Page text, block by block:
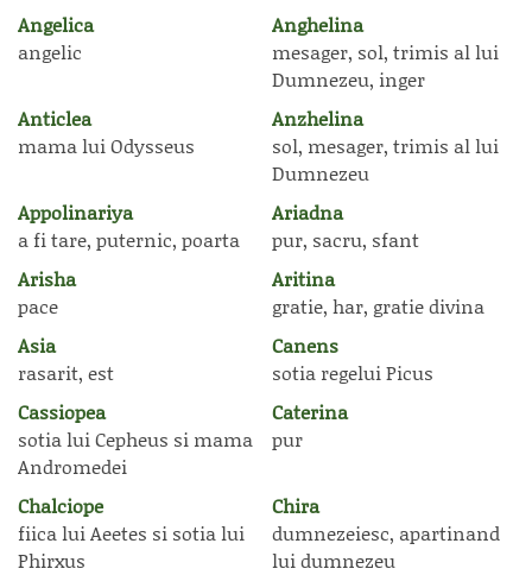
Angelica
angelic
Anghelina
mesager, sol, trimis al lui
Dumnezeu, inger
Anticlea
mama lui Odysseus
Anzhelina
sol, mesager, trimis al lui
Dumnezeu
Appolinariya
a fi tare, puternic, poarta
Ariadna
pur, sacru, sfant
Arisha
pace
Aritina
gratie, har, gratie divina
Asia
rasarit, est
Canens
sotia regelui Picus
Cassiopea
sotia lui Cepheus si mama
Andromedei
Caterina
pur
Chalciope
fiica lui Aeetes si sotia lui
Phirxus
Chira
dumnezeiesc, apartinand
lui dumnezeu